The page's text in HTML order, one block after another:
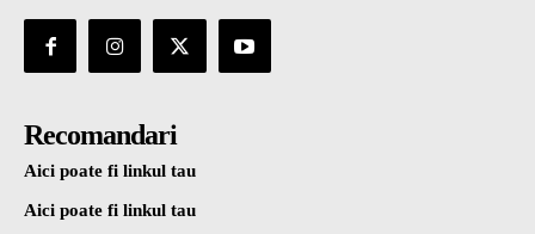
Recomandari
Aici poate fi linkul tau
Aici poate fi linkul tau